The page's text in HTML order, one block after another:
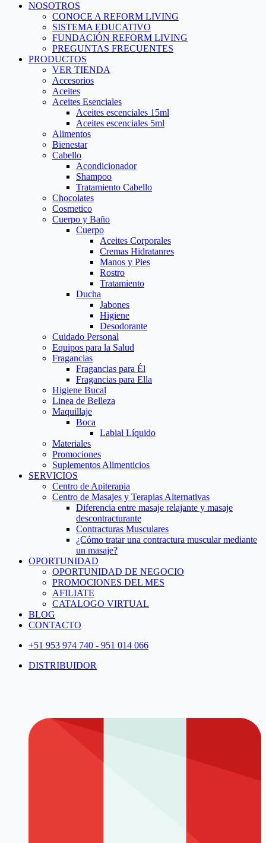
NOSOTROS
CONOCE A REFORM LIVING
SISTEMA EDUCATIVO
FUNDACIÓN REFORM LIVING
PREGUNTAS FRECUENTES
PRODUCTOS
VER TIENDA
Accesorios
Aceites
Aceites Esenciales
Aceites escenciales 15ml
Aceites escenciales 5ml
Alimentos
Bienestar
Cabello
Acondicionador
Shampoo
Tratamiento Cabello
Chocolates
Cosmetico
Cuerpo y Baño
Cuerpo
Aceites Corporales
Cremas Hidratanres
Manos y Pies
Rostro
Tratamiento
Ducha
Jabones
Higiene
Desodorante
Cuidado Personal
Equipos para la Salud
Fragancias
Fragancias para Él
Fragancias para Ella
Higiene Bucal
Linea de Belleza
Maquillaje
Boca
Labial Líquido
Materiales
Promociones
Suplementos Alimenticios
SERVICIOS
Centro de Apiterapia
Centro de Masajes y Terapias Alternativas
Diferencia entre masaje relajante y masaje
descontracturante
Contracturas Musculares
¿Cómo tratar una contractura muscular mediante
un masaje?
OPORTUNIDAD
OPORTUNIDAD DE NEGOCIO
PROMOCIONES DEL MES
AFILIATE
CATALOGO VIRTUAL
BLOG
CONTACTO
+51 953 974 740 - 951 014 066
DISTRIBUIDOR